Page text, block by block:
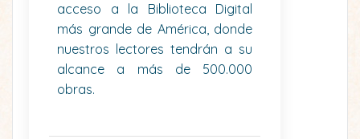
acceso a la Biblioteca Digital
más grande de América, donde
nuestros lectores tendrán a su
alcance a más de 500.000
obras.